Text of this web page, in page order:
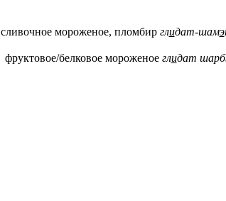
сливочное мороженое, пломбир глидат-шамэ
фруктовое/белковое мороженое глидат